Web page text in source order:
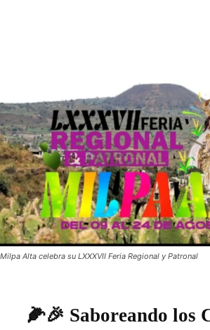
Milpa Alta celebra su LXXXVII Feria Regional y Patronal
🌽🎉 Saboreando los